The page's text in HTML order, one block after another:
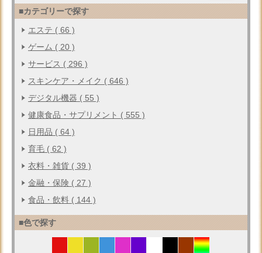
■カテゴリーで探す
エステ ( 66 )
ゲーム ( 20 )
サービス ( 296 )
スキンケア・メイク ( 646 )
デジタル機器 ( 55 )
健康食品・サプリメント ( 555 )
日用品 ( 64 )
育毛 ( 62 )
衣料・雑貨 ( 39 )
金融・保険 ( 27 )
食品・飲料 ( 144 )
■色で探す